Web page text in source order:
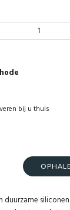
bij u thuis
duurzame siliconen